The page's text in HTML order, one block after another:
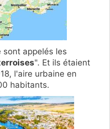
appelés les
". Et ils étaient
l'aire urbaine en
habitants.